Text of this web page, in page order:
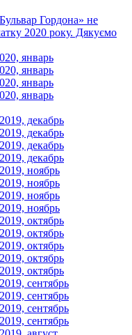
Гордона» не
2020 року. Дякуємо
январь
январь
январь
январь
декабрь
декабрь
декабрь
декабрь
ноябрь
ноябрь
ноябрь
ноябрь
октябрь
октябрь
октябрь
октябрь
октябрь
сентябрь
сентябрь
сентябрь
сентябрь